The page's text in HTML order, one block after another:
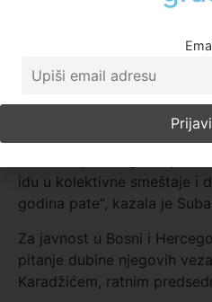
Žepa“ Munira Subašić kaže
i da živi sa svojim
da se budi sa zločinom, da
idu u kolektivne smeštaje i
godina pate“, kazala je
Za javnost u Bosni i
pitanje dubine njegovih
Karadžićem, ratnim